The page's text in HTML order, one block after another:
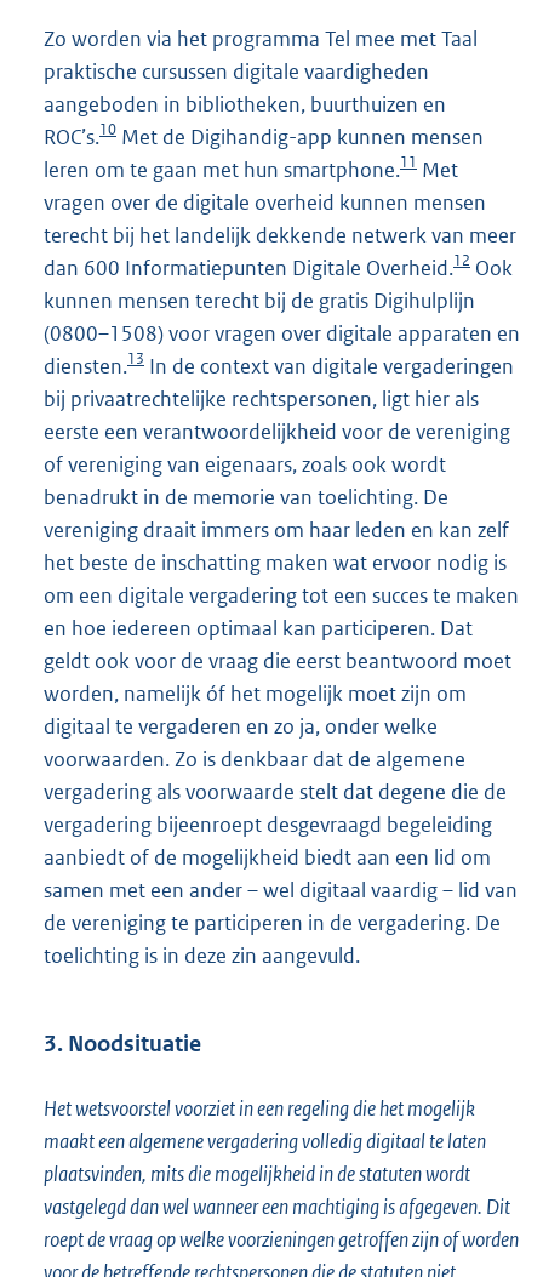
Zo worden via het programma Tel mee met Taal
praktische cursussen digitale vaardigheden
aangeboden in bibliotheken, buurthuizen en
ROC’s.10 Met de Digihandig-app kunnen mensen
leren om te gaan met hun smartphone.11 Met
vragen over de digitale overheid kunnen mensen
terecht bij het landelijk dekkende netwerk van meer
dan 600 Informatiepunten Digitale Overheid.12 Ook
kunnen mensen terecht bij de gratis Digihulplijn
(0800–1508) voor vragen over digitale apparaten en
diensten.13 In de context van digitale vergaderingen
bij privaatrechtelijke rechtspersonen, ligt hier als
eerste een verantwoordelijkheid voor de vereniging
of vereniging van eigenaars, zoals ook wordt
benadrukt in de memorie van toelichting. De
vereniging draait immers om haar leden en kan zelf
het beste de inschatting maken wat ervoor nodig is
om een digitale vergadering tot een succes te maken
en hoe iedereen optimaal kan participeren. Dat
geldt ook voor de vraag die eerst beantwoord moet
worden, namelijk óf het mogelijk moet zijn om
digitaal te vergaderen en zo ja, onder welke
voorwaarden. Zo is denkbaar dat de algemene
vergadering als voorwaarde stelt dat degene die de
vergadering bijeenroept desgevraagd begeleiding
aanbiedt of de mogelijkheid biedt aan een lid om
samen met een ander – wel digitaal vaardig – lid van
de vereniging te participeren in de vergadering. De
toelichting is in deze zin aangevuld.
3. Noodsituatie
Het wetsvoorstel voorziet in een regeling die het mogelijk
maakt een algemene vergadering volledig digitaal te laten
plaatsvinden, mits die mogelijkheid in de statuten wordt
vastgelegd dan wel wanneer een machtiging is afgegeven. Dit
roept de vraag op welke voorzieningen getroffen zijn of worden